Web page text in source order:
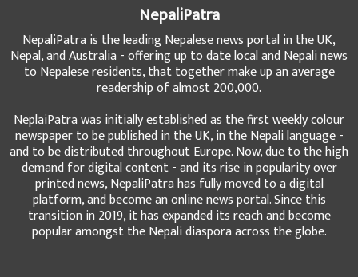
NepaliPatra
NepaliPatra is the leading Nepalese news portal in the UK,
Nepal, and Australia - offering up to date local and Nepali news
to Nepalese residents, that together make up an average
readership of almost 200,000.
NeplaiPatra was initially established as the first weekly colour
newspaper to be published in the UK, in the Nepali language -
and to be distributed throughout Europe. Now, due to the high
demand for digital content - and its rise in popularity over
printed news, NepaliPatra has fully moved to a digital
platform, and become an online news portal. Since this
transition in 2019, it has expanded its reach and become
popular amongst the Nepali diaspora across the globe.